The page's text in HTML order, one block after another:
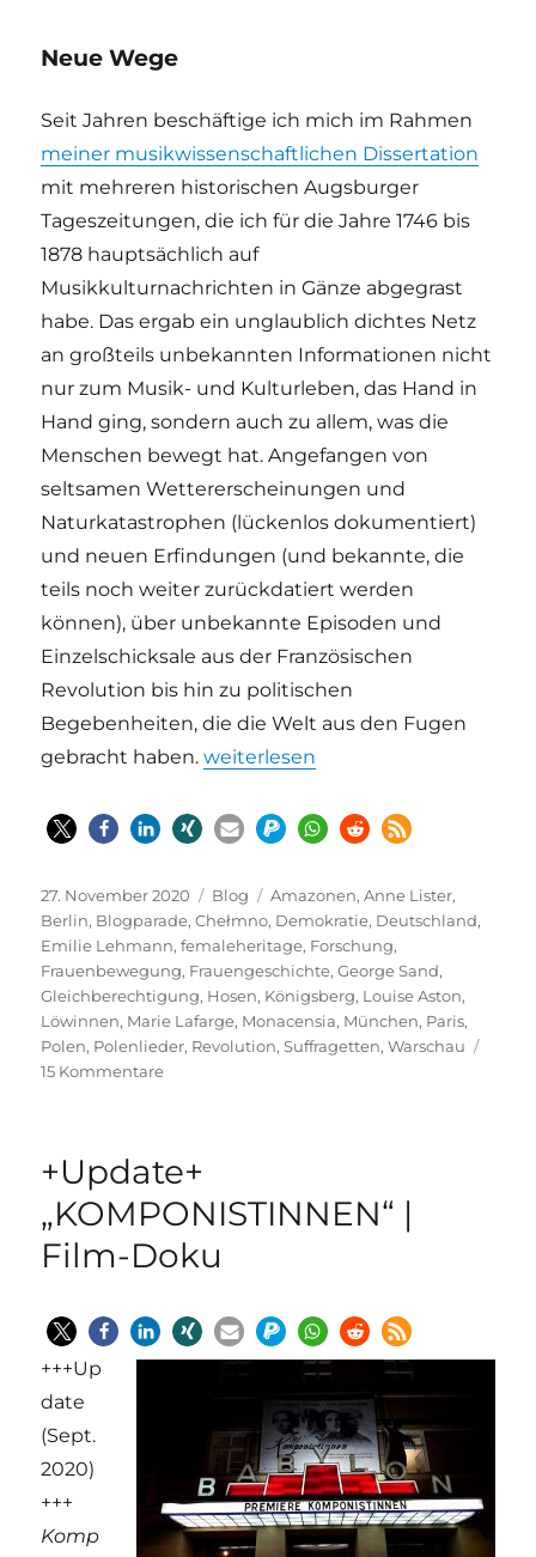
Neue Wege
Seit Jahren beschäftige ich mich im Rahmen
meiner musikwissenschaftlichen Dissertation
mit mehreren historischen Augsburger
Tageszeitungen, die ich für die Jahre 1746 bis
1878 hauptsächlich auf
Musikkulturnachrichten in Gänze abgegrast
habe. Das ergab ein unglaublich dichtes Netz
an großteils unbekannten Informationen nicht
nur zum Musik- und Kulturleben, das Hand in
Hand ging, sondern auch zu allem, was die
Menschen bewegt hat. Angefangen von
seltsamen Wettererscheinungen und
Naturkatastrophen (lückenlos dokumentiert)
und neuen Erfindungen (und bekannte, die
teils noch weiter zurückdatiert werden
können), über unbekannte Episoden und
Einzelschicksale aus der Französischen
Revolution bis hin zu politischen
Begebenheiten, die die Welt aus den Fugen
gebracht haben.„Politisches Credo in Hosen mit
weiterlesen
Veröffentlicht
am
27. November 2020 Kategorien
Blog Schlagwörter
Amazonen,Anne Lister,
Berlin, Blogparade,Chełmno, Demokratie, Deutschland,
Emilie Lehmann,femaleheritage, Forschung,
Frauenbewegung, Frauengeschichte,George Sand,
Gleichberechtigung, Hosen, Königsberg, Louise Aston,
Löwinnen, Marie Lafarge, Monacensia, München, Paris,
Polen, Polenlieder, Revolution,Suffragetten,Warschau
15 Kommentarezu
Hosen
Löwinnen
|
#femaleheritage
+Update+
„KOMPONISTINNEN“ |
Film-Doku
+++Up
date
(Sept.
2020)
+++
Komp